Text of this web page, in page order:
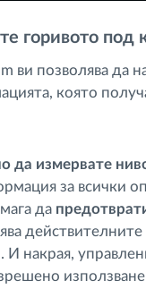
горивото под
ви позволява да
която
да измервате
за всички
да
И накрая,